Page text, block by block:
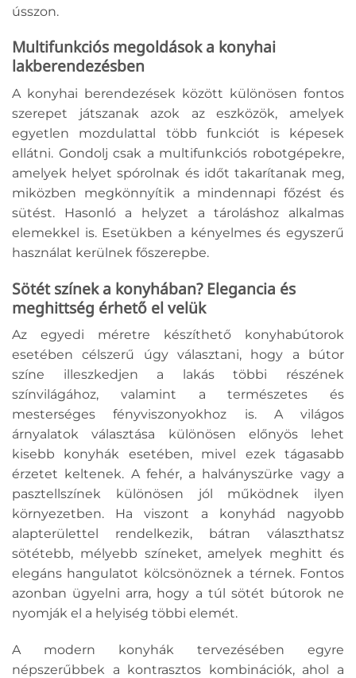
ússzon.
Multifunkciós megoldások a konyhai
lakberendezésben
A konyhai berendezések között különösen fontos
szerepet játszanak azok az eszközök, amelyek
egyetlen mozdulattal több funkciót is képesek
ellátni. Gondolj csak a multifunkciós robotgépekre,
amelyek helyet spórolnak és időt takarítanak meg,
miközben megkönnyítik a mindennapi főzést és
sütést. Hasonló a helyzet a tároláshoz alkalmas
elemekkel is. Esetükben a kényelmes és egyszerű
használat kerülnek főszerepbe.
Sötét színek a konyhában? Elegancia és
meghittség érhető el velük
Az egyedi méretre készíthető konyhabútorok
esetében célszerű úgy választani, hogy a bútor
színe illeszkedjen a lakás többi részének
színvilágához, valamint a természetes és
mesterséges fényviszonyokhoz is. A világos
árnyalatok választása különösen előnyös lehet
kisebb konyhák esetében, mivel ezek tágasabb
érzetet keltenek. A fehér, a halványszürke vagy a
pasztellszínek különösen jól működnek ilyen
környezetben. Ha viszont a konyhád nagyobb
alapterülettel rendelkezik, bátran választhatsz
sötétebb, mélyebb színeket, amelyek meghitt és
elegáns hangulatot kölcsönöznek a térnek. Fontos
azonban ügyelni arra, hogy a túl sötét bútorok ne
nyomják el a helyiség többi elemét.
A modern konyhák tervezésében egyre
népszerűbbek a kontrasztos kombinációk, ahol a